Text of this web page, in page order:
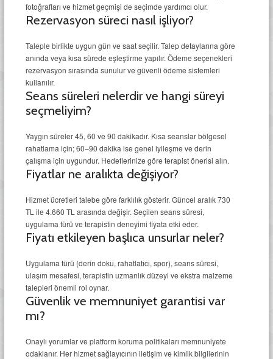
fotoğrafları ve hizmet geçmişi de seçimde yardımcı olur.
Rezervasyon süreci nasıl işliyor?
Taleple birlikte uygun gün ve saat seçilir. Talep detaylarına göre
anında veya kısa sürede eşleştirme yapılır. Ödeme seçenekleri
rezervasyon sırasında sunulur ve güvenli ödeme sistemleri
kullanılır.
Seans süreleri nelerdir ve hangi süreyi
seçmeliyim?
Yaygın süreler 45, 60 ve 90 dakikadır. Kısa seanslar bölgesel
rahatlama için; 60–90 dakika ise genel iyileşme ve derin
çalışma için uygundur. Hedeflerinize göre terapist önerisi alın.
Fiyatlar ne aralıkta değişiyor?
Hizmet ücretleri talebe göre farklılık gösterir. Güncel aralık 730
TL ile 4.660 TL arasında değişir. Seçilen seans süresi,
uygulama türü ve terapistin deneyimi fiyata etki eder.
Fiyatı etkileyen başlıca unsurlar neler?
Uygulama türü (derin doku, rahatlatıcı, spor), seans süresi,
ulaşım mesafesi, terapistin uzmanlık düzeyi ve ekstra malzeme
talepleri önemli rol oynar.
Güvenlik ve memnuniyet garantisi var
mı?
Onaylı yorumlar ve platform koruma politikaları memnuniyete
odaklanır. Her hizmet sağlayıcının iletişim ve kimlik bilgilerinin